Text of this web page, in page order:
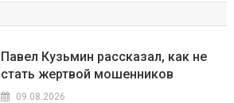
Павел Кузьмин рассказал, как не
стать жертвой мошенников
09.08.2026